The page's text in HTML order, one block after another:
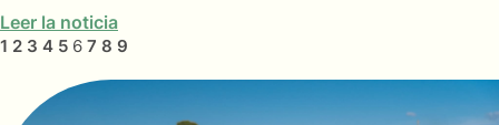
Leer la noticia
1 2 3 4 5 6 7 8 9